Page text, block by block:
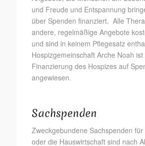
und Freude und Entspannung
über Spenden finanziert. Alle
andere, regelmäßige Angebote
und sind in keinem Pflegesatz
Hospizgemeinschaft Arche Noah
Finanzierung des Hospizes auf
angewiesen.
Sachspenden
Zweckgebundene Sachspenden für
oder die Hauswirtschaft sind nach